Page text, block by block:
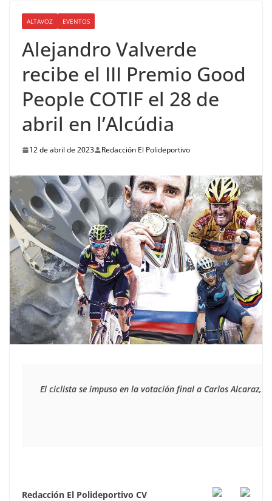
ALTAVOZ EVENTOS
Alejandro Valverde
recibe el III Premio Good
People COTIF el 28 de
abril en l’Alcúdia
12 de abril de 2023 Redacción El Polideportivo
El ciclista se impuso en la votación final a Carlos Alcaraz,
Redacción El Polideportivo CV